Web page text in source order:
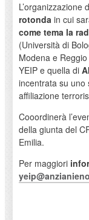
L’organizzazione
rotondain cui
come tema la
(Università di
Modena e
YEIP e quella di
incentrata su uno
affiliazione
Cooordinerà
della giunta del
Emilia.
Per maggiori